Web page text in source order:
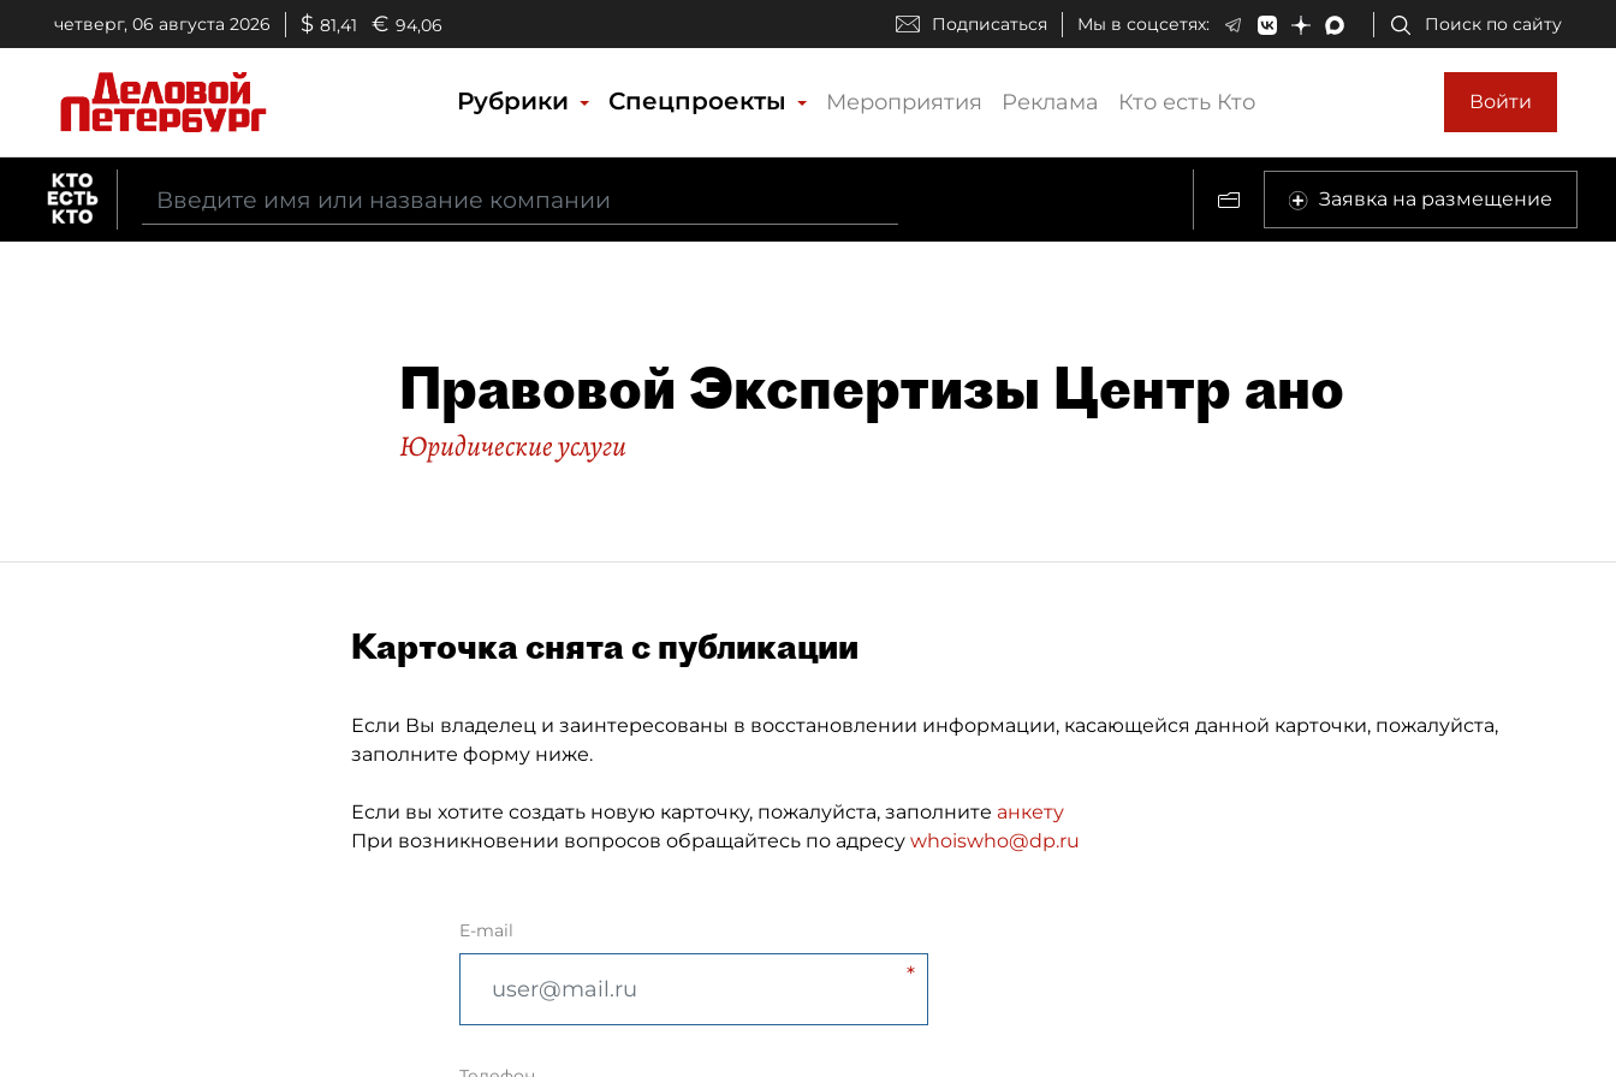
четверг, 06 августа 2026 $ 81,41 € 94,06 Подписаться Мы в соцсетях: Поиск по сайту
Рубрики Спецпроекты Мероприятия Реклама Кто есть Кто Войти
Заявка на размещение
Правовой Экспертизы Центр ано
Юридические услуги
Карточка снята с публикации
Если Вы владелец и заинтересованы в восстановлении информации, касающейся данной карточки, пожалуйста,
заполните форму ниже.
Если вы хотите создать новую карточку, пожалуйста, заполните анкету
При возникновении вопросов обращайтесь по адресу whoiswho@dp.ru
E-mail